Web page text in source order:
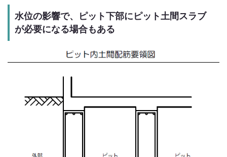
水位の影響で、ピット下部にピット土間スラブ
が必要になる場合もある